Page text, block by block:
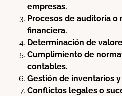
empresas.
Procesos de auditoría
financiera.
Determinación de
Cumplimiento de
contables.
Gestión de inventarios
Conflictos legales o